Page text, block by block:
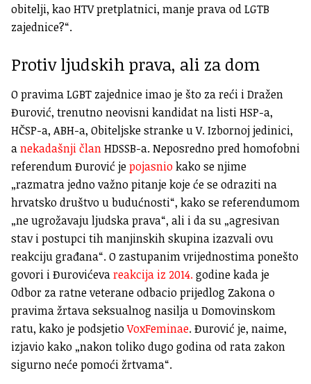
obitelji, kao HTV pretplatnici, manje prava od LGTB
zajednice?“.
Protiv ljudskih prava, ali za dom
O pravima LGBT zajednice imao je što za reći i Dražen
Đurović, trenutno neovisni kandidat na listi HSP-a,
HČSP-a, ABH-a, Obiteljske stranke u V. Izbornoj jedinici,
anekadašnji članHDSSB-a. Neposredno pred homofobni
referendum Đurović jepojasniokako se njime
„razmatra jedno važno pitanje koje će se odraziti na
hrvatsko društvo u budućnosti“, kako se referendumom
„ne ugrožavaju ljudska prava“, ali i da su „agresivan
stav i postupci tih manjinskih skupina izazvali ovu
reakciju građana“. O zastupanim vrijednostima ponešto
govori i Đurovićevareakcija iz 2014.godine kada je
Odbor za ratne veterane odbacio prijedlog Zakona o
pravima žrtava seksualnog nasilja u Domovinskom
ratu, kako je podsjetioVoxFeminae. Đurović je, naime,
izjavio kako „nakon toliko dugo godina od rata zakon
sigurno neće pomoći žrtvama“.